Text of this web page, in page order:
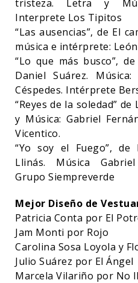
tristeza. Letra y
Interprete Los Tipitos
“Las ausencias”, de El
música e intérprete: León
“Lo que más busco”,
Daniel Suárez.
Céspedes. Intérprete
“Reyes de la soledad”
y Música: Gabriel
Vicentico.
“Yo soy el Fuego”,
Llinás. Música
Grupo Siempreverde
Mejor Diseño de
Patricia Conta por El
Jam Monti por Rojo
Carolina Sosa Loyola y
Julio Suárez por El Ángel
Marcela Vilariño por No